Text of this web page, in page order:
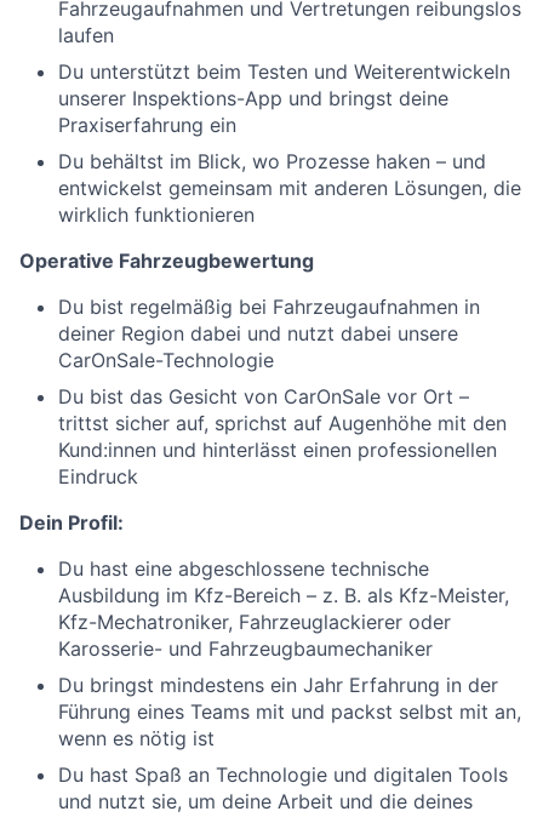
Fahrzeugaufnahmen und Vertretungen reibungslos
laufen
Du unterstützt beim Testen und Weiterentwickeln
unserer Inspektions-App und bringst deine
Praxiserfahrung ein
Du behältst im Blick, wo Prozesse haken – und
entwickelst gemeinsam mit anderen Lösungen, die
wirklich funktionieren
Operative Fahrzeugbewertung
Du bist regelmäßig bei Fahrzeugaufnahmen in
deiner Region dabei und nutzt dabei unsere
CarOnSale-Technologie
Du bist das Gesicht von CarOnSale vor Ort –
trittst sicher auf, sprichst auf Augenhöhe mit den
Kund:innen und hinterlässt einen professionellen
Eindruck
Dein Profil:
Du hast eine abgeschlossene technische
Ausbildung im Kfz-Bereich – z. B. als Kfz-Meister,
Kfz-Mechatroniker, Fahrzeuglackierer oder
Karosserie- und Fahrzeugbaumechaniker
Du bringst mindestens ein Jahr Erfahrung in der
Führung eines Teams mit und packst selbst mit an,
wenn es nötig ist
Du hast Spaß an Technologie und digitalen Tools
und nutzt sie, um deine Arbeit und die deines